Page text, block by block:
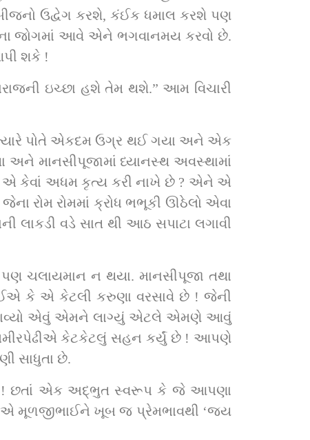
જોગમાં આવે એને ભગવાનમય કરવો છે.
શકે !
ત્યારે પોતે એકદમ ઉગ્ર થઈ ગયા અને એક
એ કેવાં અધમ કૃત્ય કરી નાખે છે ? એને એ
રોમ રોમમાં ક્રોધ ભભૂકી ઊઠેલો એવા
કેટકેટલું સહન કર્યું છે ! આપણે
સાધુતા છે.
સ્વરૂપ કે જે આપણા